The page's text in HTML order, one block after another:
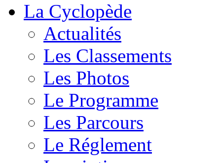
La Cyclopède
Actualités
Les Classements
Les Photos
Le Programme
Les Parcours
Le Réglement